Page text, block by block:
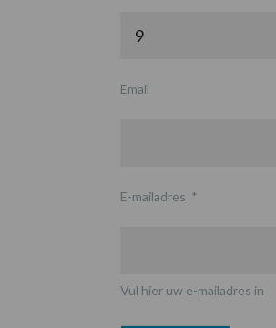
Email
E-mailadres *
Vul hier uw e-mailadres in